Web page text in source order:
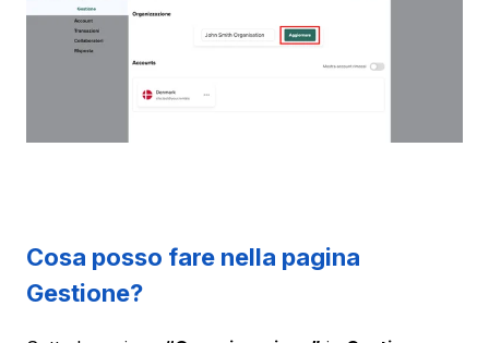
Cosa posso fare nella pagina
Gestione?